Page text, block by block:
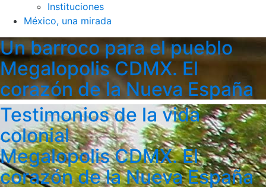
Instituciones
México, una mirada
Un barroco para el pueblo
Megalopolis CDMX. El
corazón de la Nueva España
Testimonios de la vida
colonial
Megalopolis CDMX. El
corazón de la Nueva España